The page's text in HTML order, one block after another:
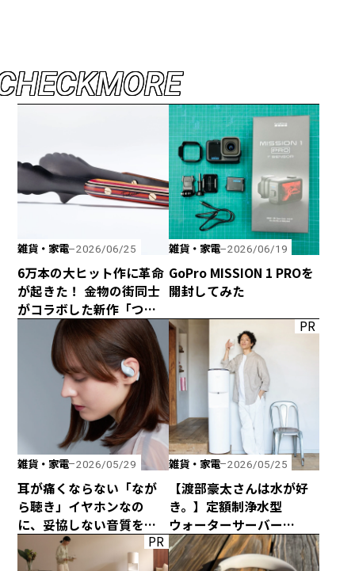
HECKMORE
雑貨・家電 2026/06/25
6万本の大ヒット作に革命
が起きた！ 金物の街同士
がコラボした新作「つか
みのトング」が登場！
雑貨・家電 2026/06/19
GoPro MISSION 1 PROを
開封してみた
雑貨・家電 2026/05/29
耳が痛くならない「なが
ら聴き」イヤホンなの
に、妥協しない音質を追
求した「HP-H300BT」が
発売！
PR
雑貨・家電 2026/05/25
【渡部豪太さんは水が好
き。】定額制浄水型
ウォーターサーバー
every frecious tallを
使ってみた
PR